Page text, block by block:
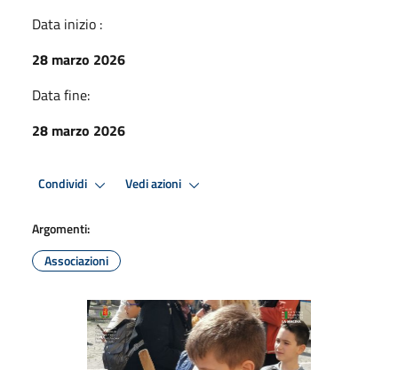
Data inizio :
28 marzo 2026
Data fine:
28 marzo 2026
Condividi Vedi azioni
Argomenti:
Associazioni